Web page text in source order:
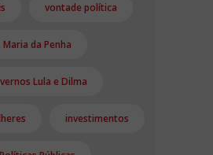
vontade política
Maria da Penha
Lula e Dilma
investimentos